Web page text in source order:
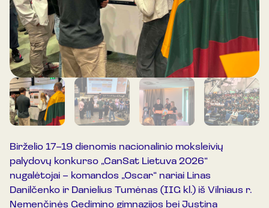
Birželio 17–19 dienomis nacionalinio moksleivių
palydovų konkurso „CanSat Lietuva 2026“
nugalėtojai – komandos „Oscar“ nariai Linas
Danilčenko ir Danielius Tumėnas (IIG kl.) iš Vilniaus r.
Nemenčinės Gedimino gimnazijos bei Justina